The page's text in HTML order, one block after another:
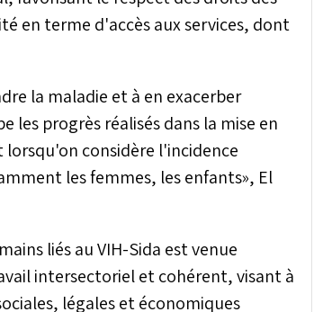
en terme d'accès aux services, dont
la maladie et à en exacerber
les progrès réalisés dans la mise en
considère l'incidence
les femmes, les enfants», El
liés au VIH-Sida est venue
intersectoriel et cohérent, visant à
légales et économiques